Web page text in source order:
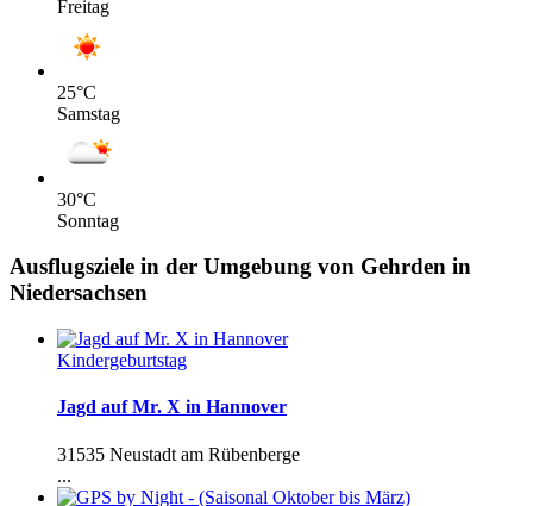
Freitag
25°C
Samstag
30°C
Sonntag
Ausflugsziele in der Umgebung von Gehrden in
Niedersachsen
Kindergeburtstag
Jagd auf Mr. X in Hannover
31535 Neustadt am Rübenberge
...